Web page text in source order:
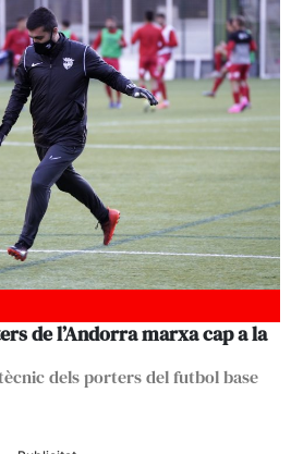
de l’Andorra marxa cap a la
dels porters del futbol base